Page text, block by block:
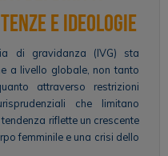
e ideologie
di gravidanza (IVG) sta
a livello globale, non tanto
attraverso restrizioni
che limitano
riflette un crescente
femminile e una crisi dello